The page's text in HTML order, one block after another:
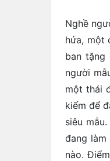
Nghề
hứa, một
ban tặng
người
một thái
kiếm để
siêu
đang
nào.